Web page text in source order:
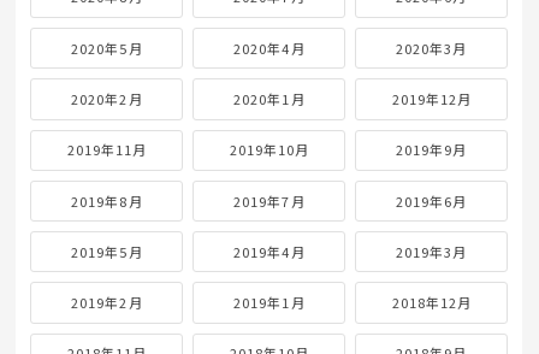
2020年5月 2020年4月 2020年3月
2020年2月 2020年1月 2019年12月
2019年11月 2019年10月 2019年9月
2019年8月 2019年7月 2019年6月
2019年5月 2019年4月 2019年3月
2019年2月 2019年1月 2018年12月